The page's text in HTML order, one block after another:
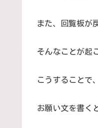
また、回覧板が
そんなことが起
こうすることで
お願い文を書く